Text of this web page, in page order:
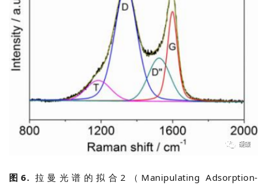
图6. 拉曼光谱的拟合2（Manipulating Adsorption-